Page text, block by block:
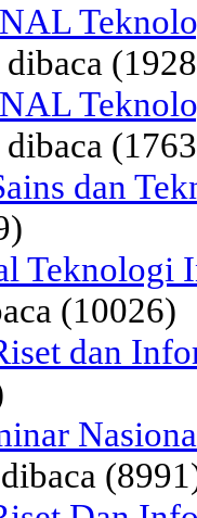
dibaca
dibaca
dan
Teknologi
(10026)
dan
dibaca